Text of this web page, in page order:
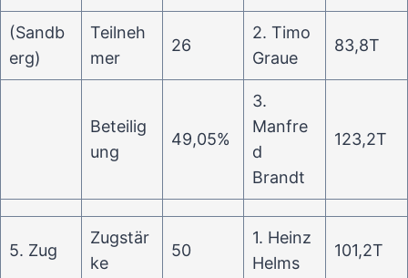
(Sandb
erg)
Teilneh
mer
26
2. Timo
Graue
83,8T
Beteilig
ung
49,05%
3.
Manfre
d
Brandt
123,2T
5. Zug
Zugstär
ke
50
1. Heinz
Helms
101,2T